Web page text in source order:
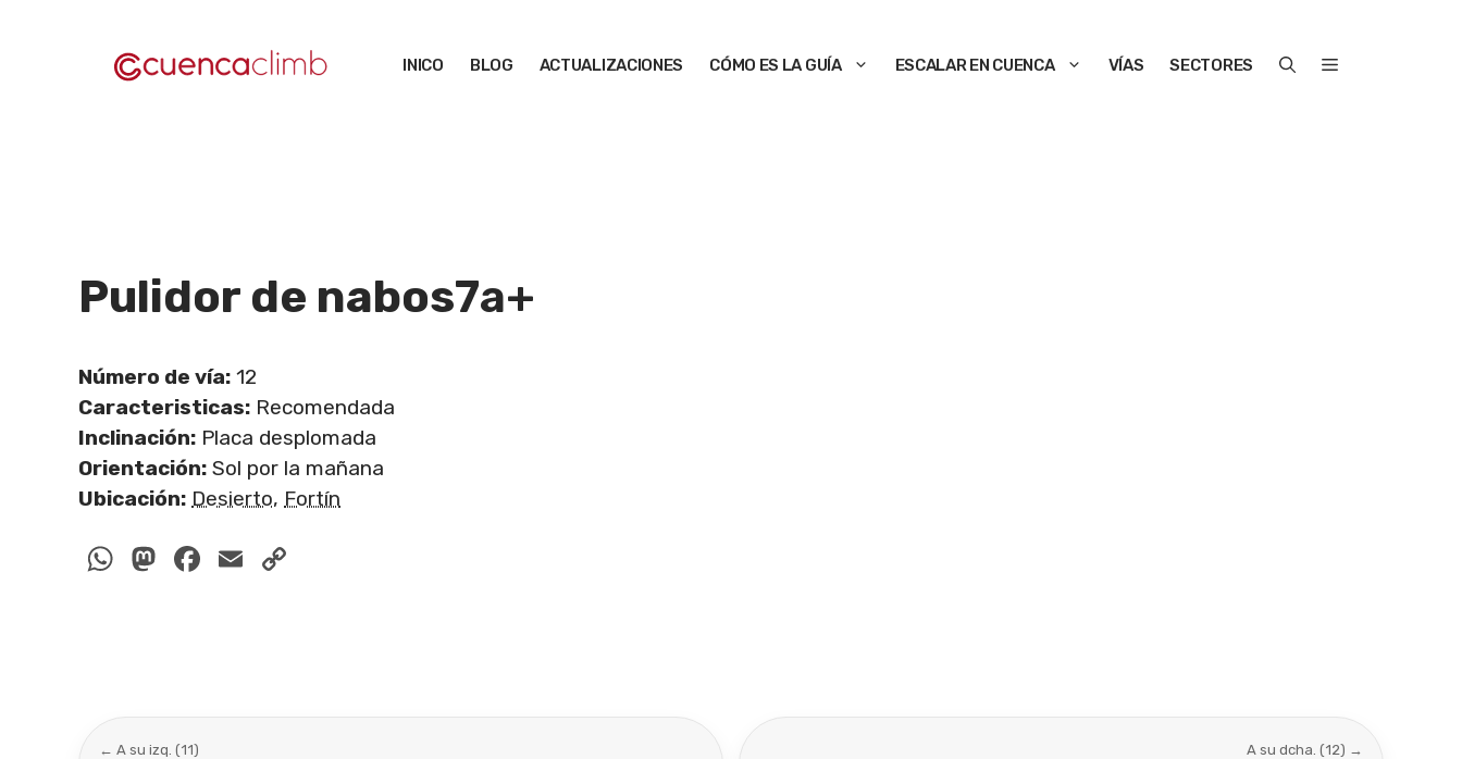
INICO BLOG ACTUALIZACIONES CÓMO ES LA GUÍA ESCALAR EN CUENCA VÍAS SECTORES
Pulidor de nabos7a+
Número de vía: 12
Caracteristicas: Recomendada
Inclinación: Placa desplomada
Orientación: Sol por la mañana
Ubicación: Desierto, Fortín
WhatsApp
Mastodon
Facebook
Email
← A su izq. (11) A su dcha. (12) →